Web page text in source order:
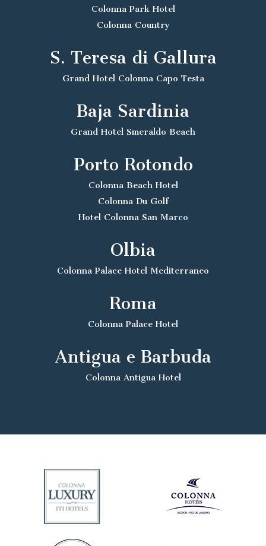
Colonna Park Hotel
Colonna Country
S. Teresa di Gallura
Grand Hotel Colonna Capo Testa
Baja Sardinia
Grand Hotel Smeraldo Beach
Porto Rotondo
Colonna Beach Hotel
Colonna Du Golf
Hotel Colonna San Marco
Olbia
Colonna Palace Hotel Mediterraneo
Roma
Colonna Palace Hotel
Antigua e Barbuda
Colonna Antigua Hotel